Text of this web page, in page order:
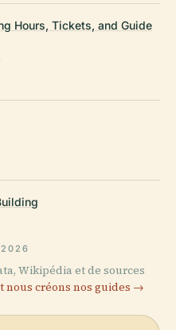
Hours, Tickets, and Guide
Wikipédia et de sources
nous créons nos guides →